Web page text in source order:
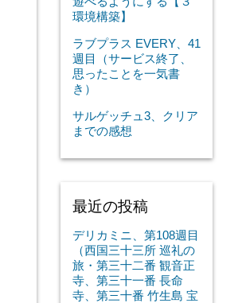
環境構築】
ラブプラス EVERY、41
週目（サービス終了、
思ったことを一気書
き）
サルゲッチュ3、クリア
までの感想
最近の投稿
デリカミニ、第108週目
（西国三十三所 巡礼の
旅・第三十二番 観音正
寺、第三十一番 長命
寺、第三十番 竹生島 宝